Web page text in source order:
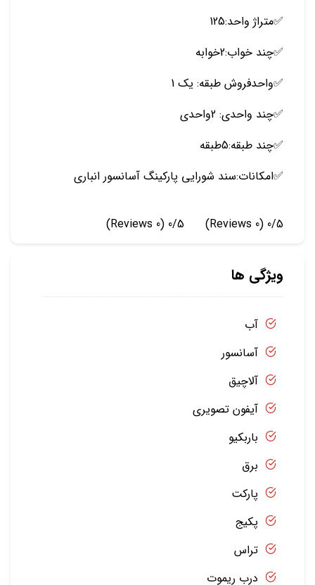
✅️متراژ واحد:125
✅️چند خواب:2خوابه
✅️واحدفروش طبقه: یک 1
✅️چند واحدی: 2واحدی
✅️چند طبقه:5طبقه
✅️امکانات:سند شورایی پارکینگ آسانسور انباری
0/5
(0 Reviews)
0/5
(0 Reviews)
ویژگی ها
آب
آسانسور
آلاچیق
آیفون تصویری
باربکیو
برق
پارکت
پکیج
تراس
درب ریموت